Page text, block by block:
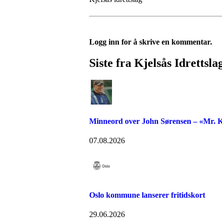
Logg inn for å skrive en kommentar.
Siste fra Kjelsås
Minneord over John Sørensen – «Mr.
07.08.2026
Oslo kommune lanserer fritidskort
29.06.2026